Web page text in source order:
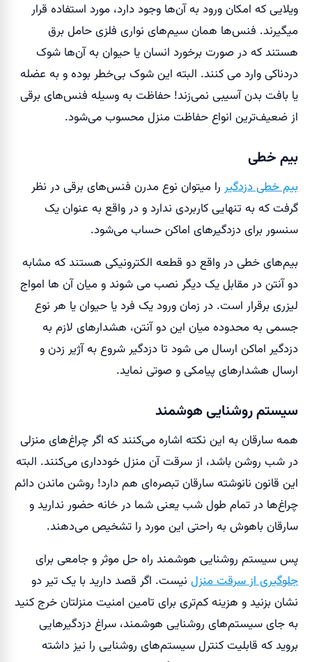
ویلایی که امکان ورود به آن‌ها وجود دارد، مورد استفاده قرار
میگیرند. فنس‌ها همان سیم‌های نواری فلزی حامل برق
هستند که در صورت برخورد انسان یا حیوان به آن‌ها شوک
دردناکی وارد می کنند. البته این شوک بی‌خطر بوده و به عضله
یا بافت بدن آسیبی نمی‌زند! حفاظت به وسیله فنس‌های برقی
از ضعیف‌ترین انواع حفاظت منزل محسوب می‌شود.
بیم خطی
بیم خطی دزدگیر را میتوان نوع مدرن فنس‌های برقی در نظر
گرفت که به تنهایی کاربردی ندارد و در واقع به عنوان یک
سنسور برای دزدگیرهای اماکن حساب می‌شود.
بیم‌های خطی در واقع دو قطعه الکترونیکی هستند که مشابه
دو آنتن در مقابل یک دیگر نصب می شوند و میان آن ها امواج
لیزری برقرار است. در زمان ورود یک فرد یا حیوان یا هر نوع
جسمی به محدوده میان این دو آنتن، هشدارهای لازم به
دزدگیر اماکن ارسال می شود تا دزدگیر شروع به آژیر زدن و
ارسال هشدار‌های پیامکی و صوتی نماید.
سیستم روشنایی هوشمند
همه سارقان به این نکته اشاره می‌کنند که اگر چراغ‌های منزلی
در شب روشن باشد، از سرقت آن منزل خودداری می‌کنند. البته
این قانون نانوشته سارقان تبصره‌ای هم دارد! روشن ماندن دائم
چراغ‌ها در تمام طول شب یعنی شما در خانه حضور ندارید و
سارقان باهوش به راحتی این مورد را تشخیص می‌دهند.
پس سیستم روشنایی هوشمند راه حل موثر و جامعی برای
جلوگیری از سرقت منزل نیست. اگر قصد دارید با یک تیر دو
نشان بزنید و هزینه کم‌تری برای تامین امنیت منزلتان خرج کنید
به جای سیستم‌های روشنایی هوشمند، سراغ دزدگیر‌هایی
بروید که قابلیت کنترل سیستم‌های روشنایی را نیز داشته